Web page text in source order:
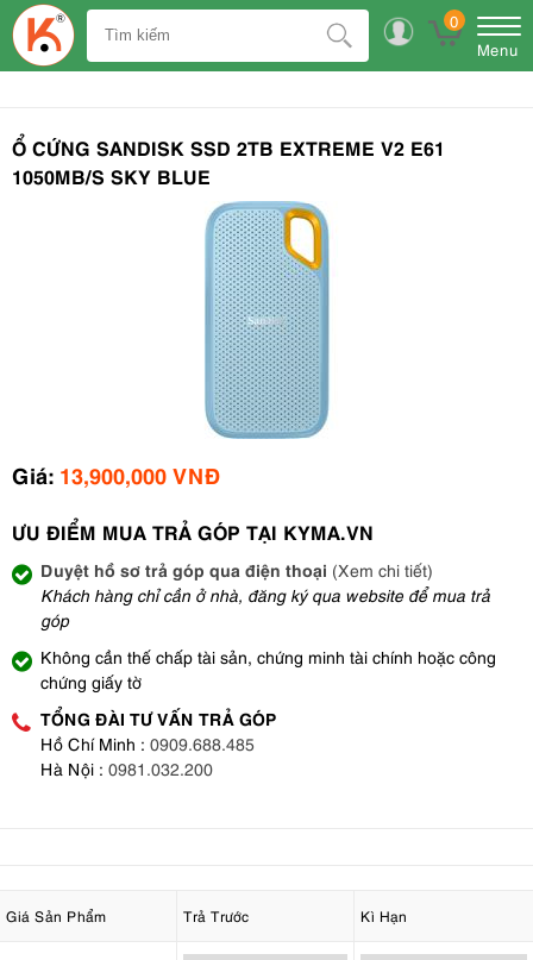
0
Menu
Ổ CỨNG SANDISK SSD 2TB EXTREME V2 E61
1050MB/S SKY BLUE
Giá: 13,900,000 VNĐ
ƯU ĐIỂM MUA TRẢ GÓP TẠI KYMA.VN
Duyệt hồ sơ trả góp qua điện thoại (Xem chi tiết)
Khách hàng chỉ cần ở nhà, đăng ký qua website để mua trả
góp
Không cần thế chấp tài sản, chứng minh tài chính hoặc công
chứng giấy tờ
TỔNG ĐÀI TƯ VẤN TRẢ GÓP
Hồ Chí Minh : 0909.688.485
Hà Nội : 0981.032.200
Giá Sản Phẩm Trả Trước Kì Hạn